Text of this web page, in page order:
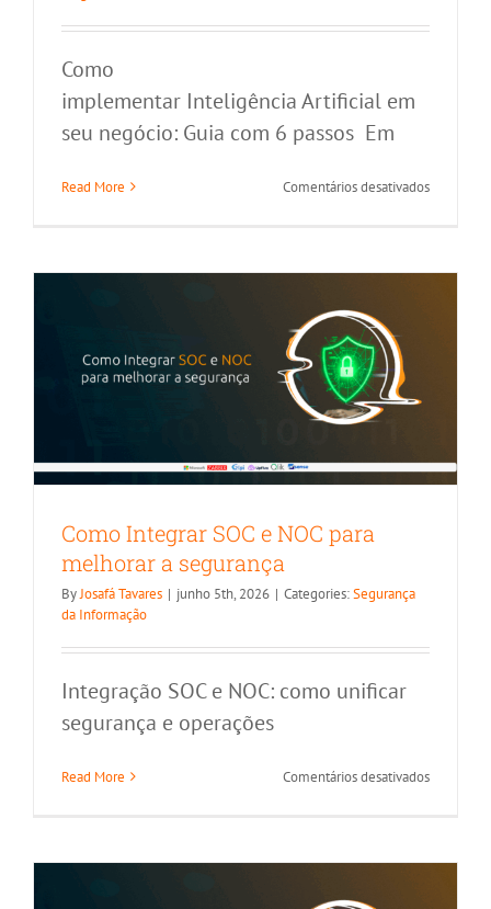
Como
implementar Inteligência Artificial em
seu negócio: Guia com 6 passos Em
Read More Comentários desativadosem
Artificial
melhorar a segurança
Como Integrar SOC e NOC para
melhorar a segurança
ByJosafá Tavares | junho 5th, 2026 | Categories:Segurança
da Informação
Integração SOC e NOC: como unificar
segurança e operações
Read More Comentários desativadosem
e
e observabilidade?